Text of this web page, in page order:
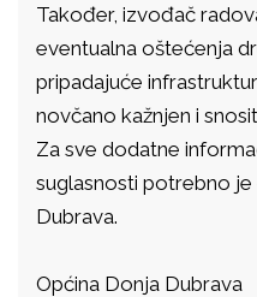
Također, izvođač
eventualna oštećenja
pripadajuće
novčano kažnjen i
Za sve dodatne
suglasnosti potrebno
Dubrava.
Općina Donja Dubrava